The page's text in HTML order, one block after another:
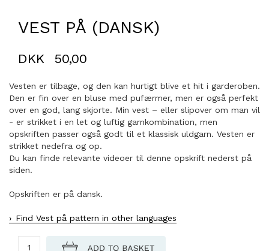
VEST PÅ (DANSK)
DKK 50,00
Vesten er tilbage, og den kan hurtigt blive et hit i garderoben.
Den er fin over en bluse med pufærmer, men er også perfekt
over en god, lang skjorte. Min vest – eller slipover om man vil
- er strikket i en let og luftig garnkombination, men
opskriften passer også godt til et klassisk uldgarn. Vesten er
strikket nedefra og op.
Du kan finde relevante videoer til denne opskrift nederst på
siden.
Opskriften er på dansk.
Find Vest på pattern in other languages